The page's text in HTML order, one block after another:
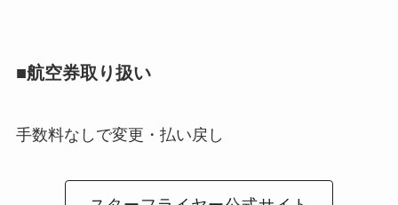
■航空券取り扱い
手数料なしで変更・払い戻し